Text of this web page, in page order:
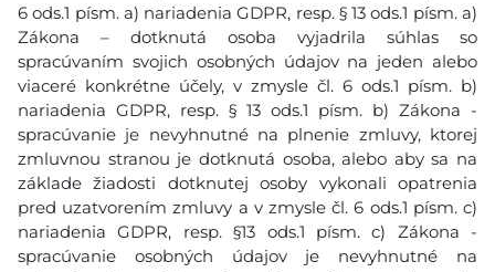
6 ods.1 písm. a) nariadenia GDPR, resp. § 13 ods.1 písm. a)
Zákona – dotknutá osoba vyjadrila súhlas so
spracúvaním svojich osobných údajov na jeden alebo
viaceré konkrétne účely, v zmysle čl. 6 ods.1 písm. b)
nariadenia GDPR, resp. § 13 ods.1 písm. b) Zákona -
spracúvanie je nevyhnutné na plnenie zmluvy, ktorej
zmluvnou stranou je dotknutá osoba, alebo aby sa na
základe žiadosti dotknutej osoby vykonali opatrenia
pred uzatvorením zmluvy a v zmysle čl. 6 ods.1 písm. c)
nariadenia GDPR, resp. §13 ods.1 písm. c) Zákona -
spracúvanie osobných údajov je nevyhnutné na